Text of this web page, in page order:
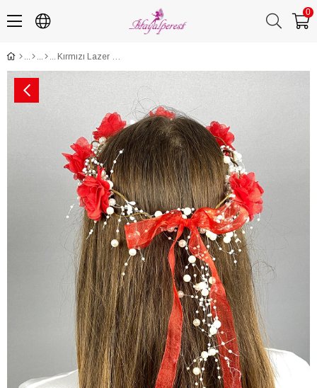
0
Kırmızı Lazer Çiçekli Özel Tasarım Nedime Tacı